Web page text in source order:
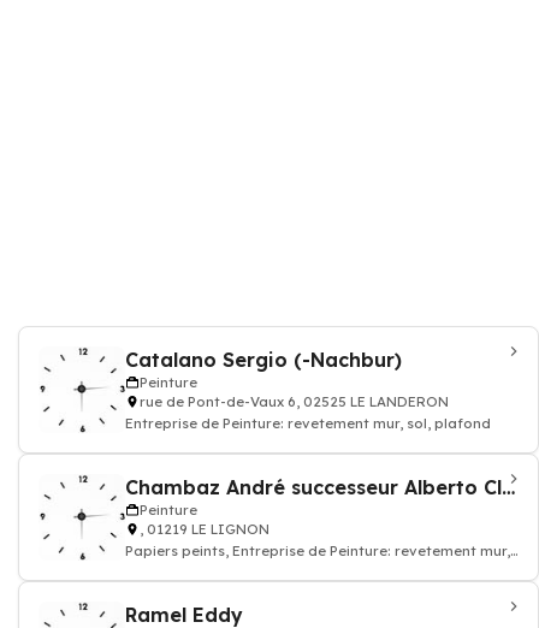
Catalano Sergio (-Nachbur)
Peinture
rue de Pont-de-Vaux 6, 02525 LE LANDERON
Entreprise de Peinture: revetement mur, sol, plafond
Chambaz André successeur Alberto Climent
Peinture
, 01219 LE LIGNON
Papiers peints, Entreprise de Peinture: revetement mur,
Ramel Eddy